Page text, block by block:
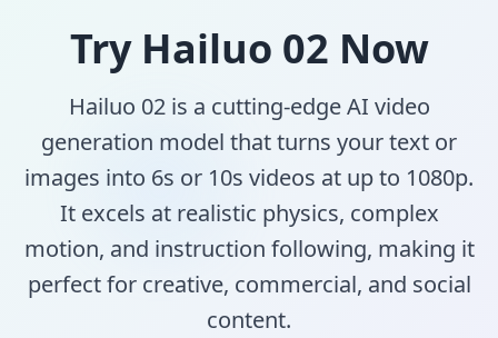
Try Hailuo 02 Now
Hailuo 02 is a cutting-edge AI video
generation model that turns your text or
images into 6s or 10s videos at up to 1080p.
It excels at realistic physics, complex
motion, and instruction following, making it
perfect for creative, commercial, and social
content.